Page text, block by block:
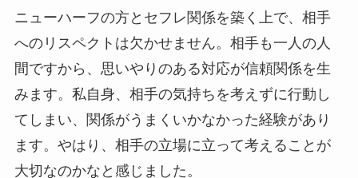
ニューハーフの方とセフレ関係を築く上で、相手
へのリスペクトは欠かせません。相手も一人の人
間ですから、思いやりのある対応が信頼関係を生
みます。私自身、相手の気持ちを考えずに行動し
てしまい、関係がうまくいかなかった経験があり
ます。やはり、相手の立場に立って考えることが
大切なのかなと感じました。